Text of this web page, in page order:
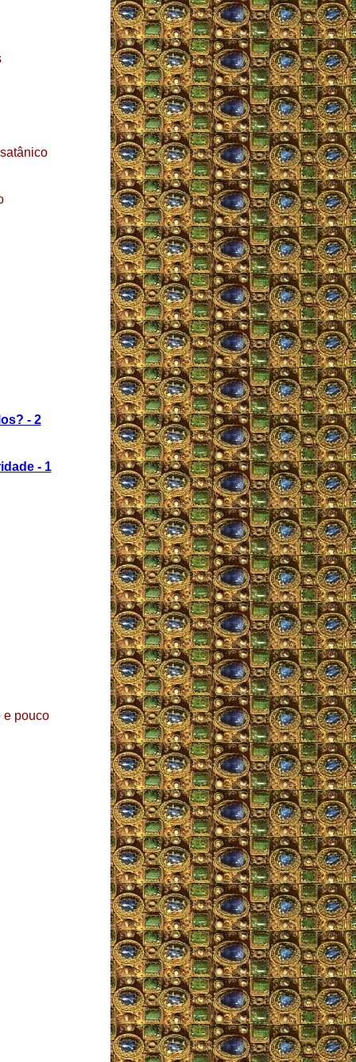
- 2
- 1
e pouco